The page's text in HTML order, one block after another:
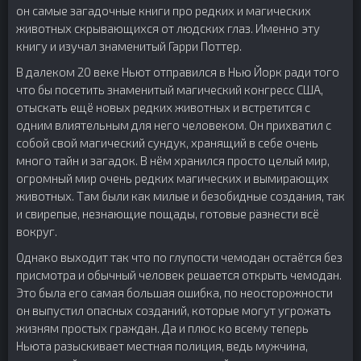
он самые загадочные книги про редких и магических
животных скрывающихся от людских глаз. Именно эту
книгу и изучал знаменитый Гарри Поттер.
В далеком 20 веке Ньют отправился в Нью Йорк ради того
что бы посетить знаменитый магический конгресс США,
отыскать ещё новых редких животных и встретится с
одним влиятельным для него человеком. Он прихватил с
собой свой магический сундук, хранящий в себе очень
много тайн и загадок. В нём хранился просто целый мир,
огромный мир очень редких магических и вымирающих
животных. Там были как милые и безобидные создания, так
и свирепые, незнающие пощады, готовые разнести всё
вокруг.
Однако выходит так что по глупости чемодан остаётся без
присмотра и обычный человек решается открыть чемодан.
Это была его самая большая ошибка, по неосторожности
он выпустил опасных созданий, которые могут угрожать
жизням простых граждан. Да и плюс ко всему теперь
Ньюта разыскивает местная полиция, ведь мужчина,